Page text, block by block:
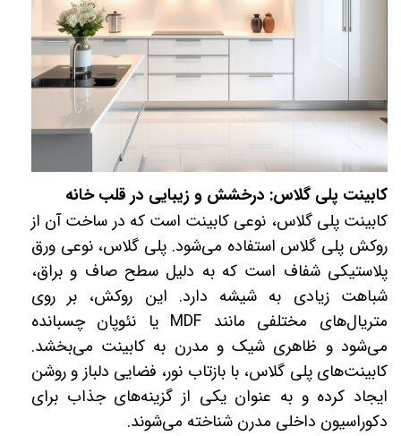
کابینت پلی گلاس: درخشش و زیبایی در قلب خانه
کابینت پلی گلاس، نوعی کابینت است که در ساخت آن از
روکش پلی گلاس استفاده می‌شود. پلی گلاس، نوعی ورق
پلاستیکی شفاف است که به دلیل سطح صاف و براق،
شباهت زیادی به شیشه دارد. این روکش، بر روی
متریال‌های مختلفی مانند MDF یا نئوپان چسبانده
می‌شود و ظاهری شیک و مدرن به کابینت می‌بخشد.
کابینت‌های پلی گلاس، با بازتاب نور، فضایی دلباز و روشن
ایجاد کرده و به عنوان یکی از گزینه‌های جذاب برای
دکوراسیون داخلی مدرن شناخته می‌شوند.